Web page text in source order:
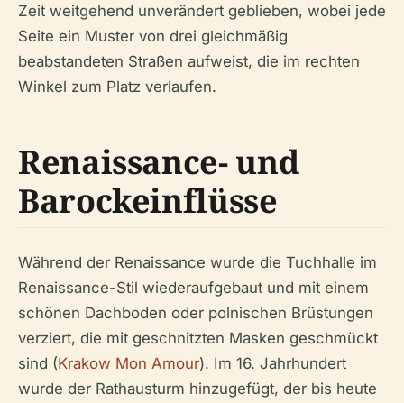
Zeit weitgehend unverändert geblieben, wobei jede
Seite ein Muster von drei gleichmäßig
beabstandeten Straßen aufweist, die im rechten
Winkel zum Platz verlaufen.
Renaissance- und
Barockeinflüsse
Während der Renaissance wurde die Tuchhalle im
Renaissance-Stil wiederaufgebaut und mit einem
schönen Dachboden oder polnischen Brüstungen
verziert, die mit geschnitzten Masken geschmückt
sind (Krakow Mon Amour). Im 16. Jahrhundert
wurde der Rathausturm hinzugefügt, der bis heute